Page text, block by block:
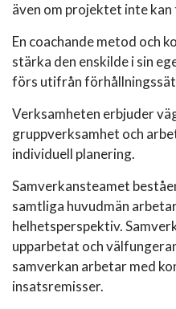
även om projektet inte
En coachande metod och
stärka den enskilde i sin
förs utifrån
Verksamheten erbjuder
gruppverksamhet och
individuell planering.
Samverkansteamet
samtliga huvudmän
helhetsperspektiv.
upparbetat och
samverkan arbetar med
insatsremisser.